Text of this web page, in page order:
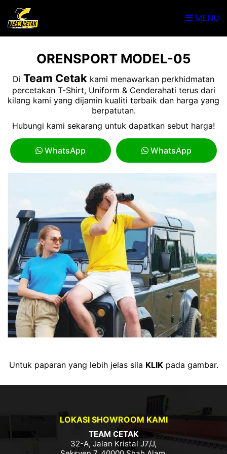
MENU
ORENSPORT MODEL-05
Di Team Cetak kami menawarkan perkhidmatan
percetakan T-Shirt, Uniform & Cenderahati terus dari
kilang kami yang dijamin kualiti terbaik dan harga yang
berpatutan.
Hubungi kami sekarang untuk dapatkan sebut harga!
WhatsApp WhatsApp
Untuk paparan yang lebih jelas sila KLIKpada gambar.
LOKASI SHOWROOM KAMI
TEAM CETAK
32-A, Jalan Kristal J7/J,